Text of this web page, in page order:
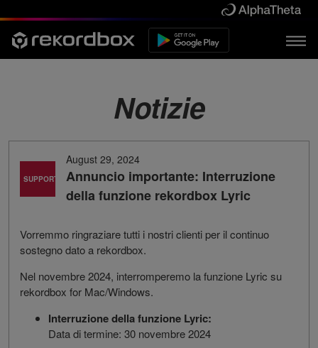
Notizie
SUPPORTO
August 29, 2024
Annuncio importante: Interruzione
della funzione rekordbox Lyric
Vorremmo ringraziare tutti i nostri clienti per il continuo
sostegno dato a rekordbox.
Nel novembre 2024, interromperemo la funzione Lyric su
rekordbox for Mac/Windows.
Interruzione della funzione Lyric:
Data di termine: 30 novembre 2024